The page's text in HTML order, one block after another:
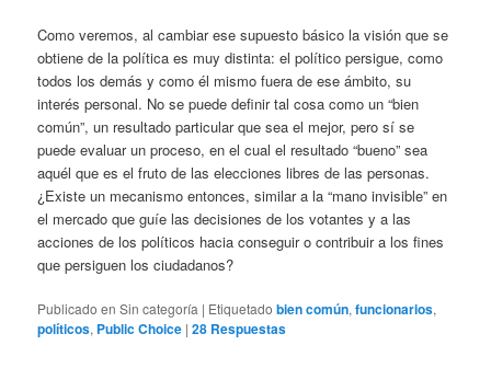
Como veremos, al cambiar ese supuesto básico la visión que se
obtiene de la política es muy distinta: el político persigue, como
todos los demás y como él mismo fuera de ese ámbito, su
interés personal. No se puede definir tal cosa como un “bien
común”, un resultado particular que sea el mejor, pero sí se
puede evaluar un proceso, en el cual el resultado “bueno” sea
aquél que es el fruto de las elecciones libres de las personas.
¿Existe un mecanismo entonces, similar a la “mano invisible” en
el mercado que guíe las decisiones de los votantes y a las
acciones de los políticos hacia conseguir o contribuir a los fines
que persiguen los ciudadanos?
Publicado en Sin categoría | Etiquetado bien común,funcionarios,
políticos, Public Choice |28 Respuestas